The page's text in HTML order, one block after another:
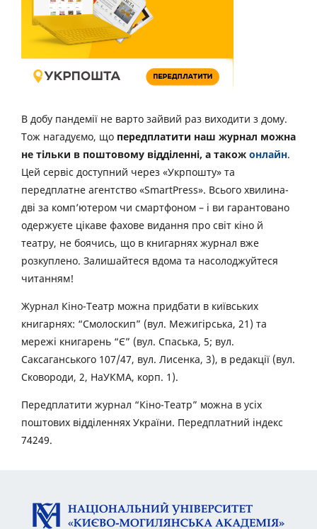
В добу пандемії не варто зайвий раз виходити з дому.
Тож нагадуємо, що передплатити наш журнал можна
не тільки в поштовому відділенні, а також онлайн.
Цей сервіс доступний через «Укрпошту» та
передплатне агентство «SmartPress». Всього хвилина-
дві за комп’ютером чи смартфоном – і ви гарантовано
одержуєте цікаве фахове видання про світ кіно й
театру, не боячись, що в книгарнях журнал вже
розкуплено. Залишайтеся вдома та насолоджуйтеся
читанням!
Журнал Кіно-Театр можна придбати в київських
книгарнях: “Смолоскип” (вул. Межигірська, 21) та
мережі книгарень “Є” (вул. Спаська, 5; вул.
Саксаганського 107/47, вул. Лисенка, 3), в редакції (вул.
Сковороди, 2, НаУКМА, корп. 1).
Передплатити журнал “Кіно-Театр” можна в усіх
поштових відділеннях України. Передплатний індекс
74249.